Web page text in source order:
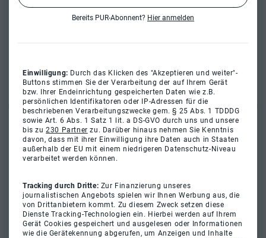
Bereits PUR-Abonnent? Hier anmelden
Einwilligung: Durch das Klicken des "Akzeptieren und weiter"-
Buttons stimmen Sie der Verarbeitung der auf Ihrem Gerät
bzw. Ihrer Endeinrichtung gespeicherten Daten wie z.B.
persönlichen Identifikatoren oder IP-Adressen für die
beschriebenen Verarbeitungszwecke gem. § 25 Abs. 1 TDDDG
sowie Art. 6 Abs. 1 Satz 1 lit. a DS-GVO durch uns und unsere
bis zu230 Partner zu. Darüber hinaus nehmen Sie Kenntnis
davon, dass mit ihrer Einwilligung ihre Daten auch in Staaten
außerhalb der EU mit einem niedrigeren Datenschutz-Niveau
verarbeitet werden können.
Tracking durch Dritte: Zur Finanzierung unseres
journalistischen Angebots spielen wir Ihnen Werbung aus, die
von Drittanbietern kommt. Zu diesem Zweck setzen diese
Dienste Tracking-Technologien ein. Hierbei werden auf Ihrem
Gerät Cookies gespeichert und ausgelesen oder Informationen
wie die Gerätekennung abgerufen, um Anzeigen und Inhalte